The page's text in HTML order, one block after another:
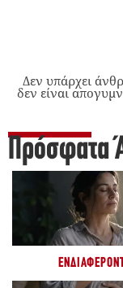
Δεν υπάρχει
δεν είναι
Πρόσφατα